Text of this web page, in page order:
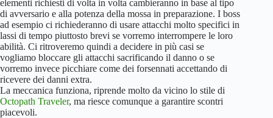
elementi richiesti di volta in volta cambieranno in base al tipo
di avversario e alla potenza della mossa in preparazione. I boss
ad esempio ci richiederanno di usare attacchi molto specifici in
lassi di tempo piuttosto brevi se vorremo interrompere le loro
abilità. Ci ritroveremo quindi a decidere in più casi se
vogliamo bloccare gli attacchi sacrificando il danno o se
vorremo invece picchiare come dei forsennati accettando di
ricevere dei danni extra.
La meccanica funziona, riprende molto da vicino lo stile di
Octopath Traveler, ma riesce comunque a garantire scontri
piacevoli.